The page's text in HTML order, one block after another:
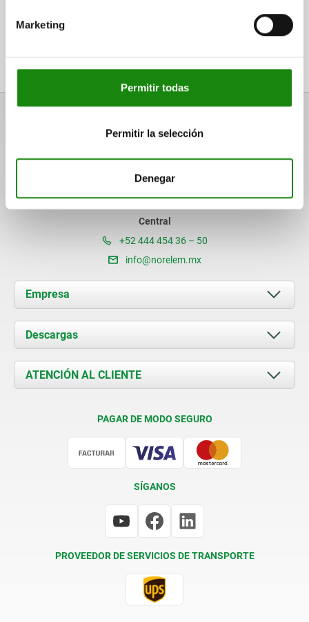
Marketing
Permitir todas
Permitir la selección
Denegar
Suscríbase ahora al boletín de norelem
Av. Santiago Poniente No. 116
Central
+52 444 454 36 – 50
info@norelem.mx
Empresa
Acerca de nosotros
Novedades
Contacto
Descargas
Documents
ATENCIÓN AL CLIENTE
PAGAR DE MODO SEGURO
SÍGANOS
PROVEEDOR DE SERVICIOS DE TRANSPORTE